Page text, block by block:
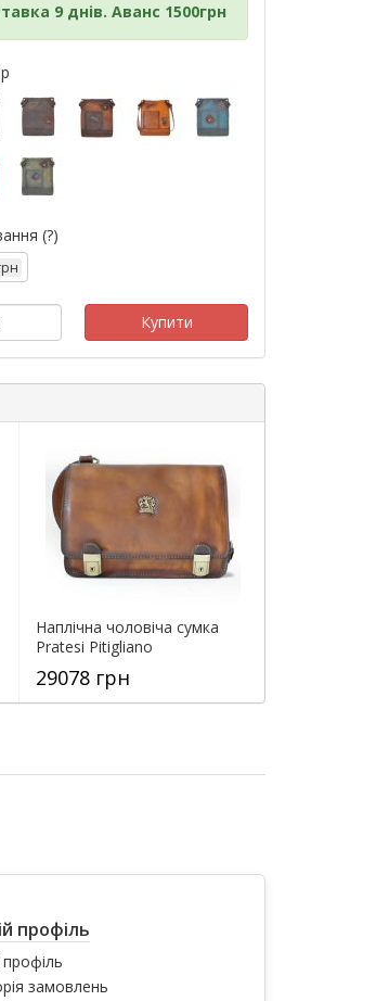
9 днів. Аванс 1500грн
(?)
Купити
Наплічна чоловіча сумка
Pratesi Pitigliano
29078 грн
профіль
замовлень